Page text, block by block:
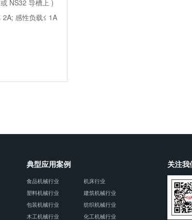
NS32 导槽上 )
2A; 感性负载≤ 1A
典型应用案例
食品机械行业
机床行业
塑料机械行业
建筑机械行业
包装机械行业
纺织机械行业
木工机械行业
化工机械行业
关注我